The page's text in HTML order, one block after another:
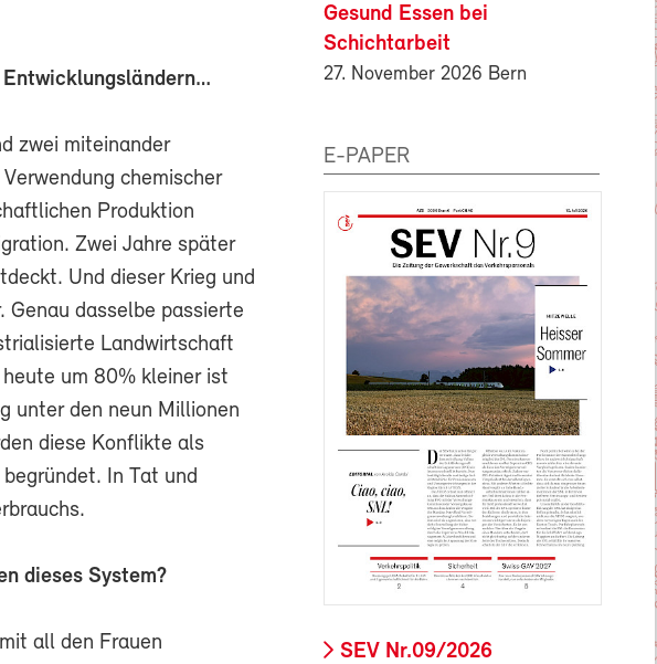
zwei miteinander
chemischer
Produktion
Zwei Jahre später
Und dieser Krieg und
Genau dasselbe passierte
Landwirtschaft
um 80% kleiner ist
unter den neun Millionen
diese Konflikte als
In Tat und
dieses System?
all den Frauen
Gesund Essen bei
Schichtarbeit
27. November 2026 Bern
E-PAPER
SEV Nr.09/2026